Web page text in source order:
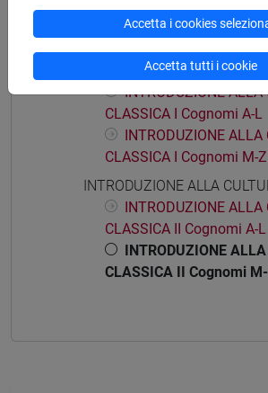
Struttura generale
INTRODUZIONE ALLA CULTURA
INTRODUZIONE ALLA
INTRODUZIONE ALLA
CLASSICA I Cognomi A-L
INTRODUZIONE ALLA
CLASSICA I Cognomi M-Z
INTRODUZIONE ALLA
INTRODUZIONE ALLA
CLASSICA II Cognomi A-L
INTRODUZIONE
CLASSICA II Cognomi
Accetta i cookies
Accetta tutti i cookie